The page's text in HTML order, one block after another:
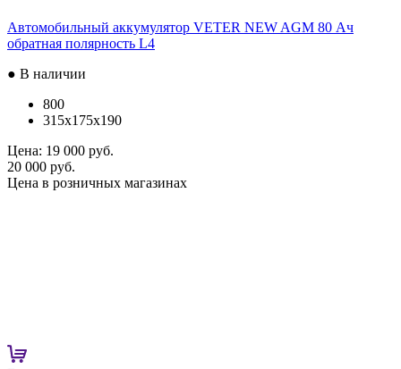
Автомобильный аккумулятор VETER NEW AGM 80 Ач
обратная полярность L4
● В наличии
800
315x175x190
Цена: 19 000 руб.
20 000 руб.
Цена в розничных магазинах